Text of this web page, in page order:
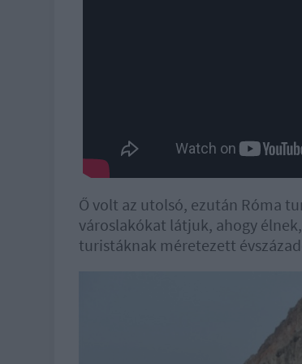
Ő volt az utolsó, ezután Róma
városlakókat látjuk, ahogy
turistáknak méretezett